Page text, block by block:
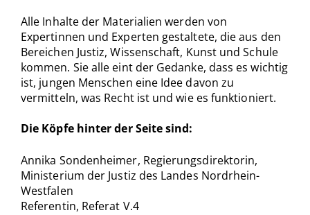
Alle Inhalte der Materialien werden von
Expertinnen und Experten gestaltete, die aus den
Bereichen Justiz, Wissenschaft, Kunst und Schule
kommen. Sie alle eint der Gedanke, dass es wichtig
ist, jungen Menschen eine Idee davon zu
vermitteln, was Recht ist und wie es funktioniert.
Die Köpfe hinter der Seite sind:
Annika Sondenheimer, Regierungsdirektorin,
Ministerium der Justiz des Landes Nordrhein-
Westfalen
Referentin, Referat V.4